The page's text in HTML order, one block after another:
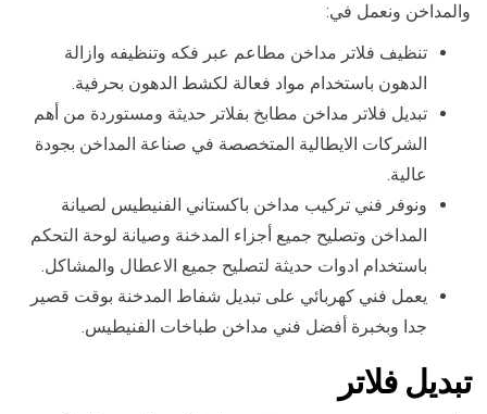
والمداخن ونعمل في:
تنظيف فلاتر مداخن مطاعم عبر فكه وتنظيفه وازالة
الدهون باستخدام مواد فعالة لكشط الدهون بحرفية.
تبديل فلاتر مداخن مطابخ بفلاتر حديثة ومستوردة من أهم
الشركات الايطالية المتخصصة في صناعة المداخن بجودة
عالية.
ونوفر فني تركيب مداخن باكستاني الفنيطيس لصيانة
المداخن وتصليح جميع أجزاء المدخنة وصيانة لوحة التحكم
باستخدام ادوات حديثة لتصليح جميع الاعطال والمشاكل.
يعمل فني كهربائي على تبديل شفاط المدخنة بوقت قصير
جدا وبخبرة أفضل فني مداخن طباخات الفنيطيس.
تبديل فلاتر